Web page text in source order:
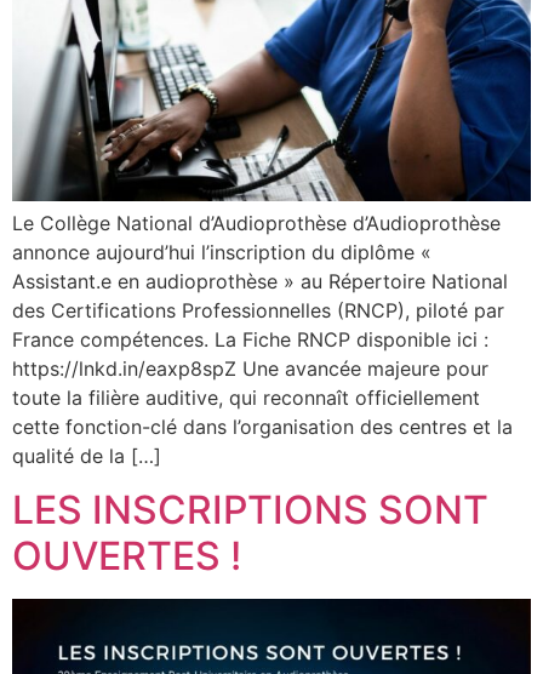
Le Collège National d’Audioprothèse d’Audioprothèse
annonce aujourd’hui l’inscription du diplôme «
Assistant.e en audioprothèse » au Répertoire National
des Certifications Professionnelles (RNCP), piloté par
France compétences. La Fiche RNCP disponible ici :
https://lnkd.in/eaxp8spZ Une avancée majeure pour
toute la filière auditive, qui reconnaît officiellement
cette fonction-clé dans l’organisation des centres et la
qualité de la […]
LES INSCRIPTIONS SONT
OUVERTES !